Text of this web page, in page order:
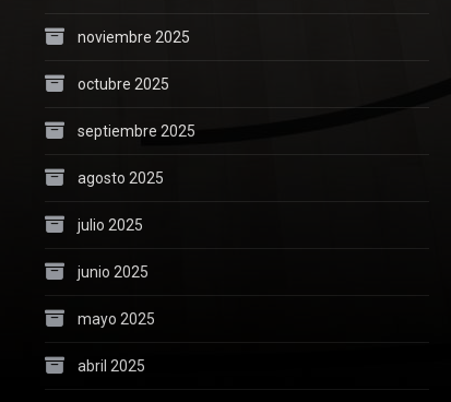
noviembre 2025
octubre 2025
septiembre 2025
agosto 2025
julio 2025
junio 2025
mayo 2025
abril 2025